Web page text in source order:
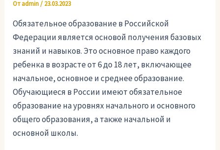
Отadmin/ 23.03.2023
Обязательное образование в Российской
Федерации является основой получения базовых
знаний и навыков. Это основное право каждого
ребенка в возрасте от 6 до 18 лет, включающее
начальное, основное и среднее образование.
Обучающиеся в России имеют обязательное
образование на уровнях начального и основного
общего образования, а также начальной и
основной школы.